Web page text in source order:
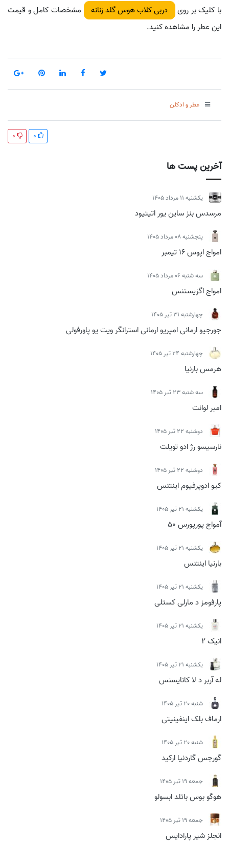
آخرین پست ها
يكشنبه 11 مرداد 1405
مرسدس بنز ساین یور اتیتیود
پنجشنبه 08 مرداد 1405
امواج اپوس 16 تیمبر
سه شنبه 06 مرداد 1405
امواج اگزیستنس
چهارشنبه 31 تیر 1405
جورجیو ارمانی امپریو ارمانی استرانگر ویت یو پاورفولی
چهارشنبه 24 تیر 1405
هرمس بارنیا
سه شنبه 23 تیر 1405
امبر لوانت
دوشنبه 22 تیر 1405
نارسیسو رژ ادو تویلت
دوشنبه 22 تیر 1405
کیو ادوپرفیوم اینتنس
يكشنبه 21 تیر 1405
آمواج پورپورس 50
يكشنبه 21 تیر 1405
بارنیا اینتنس
يكشنبه 21 تیر 1405
پارفومز د مارلی کستلی
يكشنبه 21 تیر 1405
انیک 2
يكشنبه 21 تیر 1405
له آربر د لا کانایسنس
شنبه 20 تیر 1405
ارماف بلک اینفینیتی
شنبه 20 تیر 1405
گورجس گاردنیا ارکید
جمعه 19 تیر 1405
هوگو بوس باتلد ابسولو
جمعه 19 تیر 1405
انجلز شیر پارادایس
با کلیک بر روی
دربی کلاب هوس گلد زنانه
مشخصات کامل و قیمت
این عطر را مشاهده کنید.
عطر و ادکلن